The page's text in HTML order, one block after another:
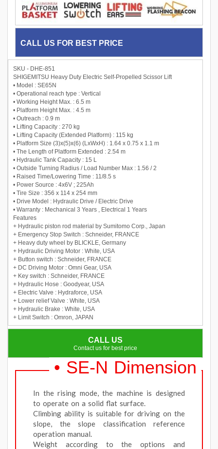
CALL US FOR BEST PRICE
SKU - DHE-851
SHIGEMITSU Heavy Duty Electric Self-Propelled Scissor Lift
• Model : SE65N
• Operational reach type : Vertical
• Working Height Max. : 6.5 m
• Platform Height Max. : 4.5 m
• Outreach : 0.9 m
• Lifting Capacity : 270 kg
• Lifting Capacity (Extended Platform) : 115 kg
• Platform Size (3)x(5)x(6) (LxWxH) : 1.64 x 0.75 x 1.1 m
• The Length of Platform Extended : 2.54 m
• Hydraulic Tank Capacity : 15 L
• Outside Turning Radius / Load Number Max : 1.56 / 2
• Raised Time/Lowering Time : 11/8.5 s
• Power Source : 4x6V ; 225Ah
• Tire Size : 356 x 114 x 254 mm
• Drive Model : Hydraulic Drive / Electric Drive
• Warranty : Mechanical 3 Years , Electrical 1 Years
Features
+ Hydraulic piston rod material by Sumitomo Corp., Japan
+ Emergency Stop Switch : Schneider, FRANCE
+ Heavy duty wheel by BLICKLE, Germany
+ Hydraulic Driving Motor : White, USA
+ Button switch : Schneider, FRANCE
+ DC Driving Motor : Omni Gear, USA
+ Key switch : Schneider, FRANCE
+ Hydraulic Hose : Goodyear, USA
+ Electric Valve : Hydraforce, USA
+ Lower relief Valve : White, USA
+ Hydraulic Brake : White, USA
+ Limit Switch : Omron, JAPAN
CALL US
Contact us for best price
• SE-N Dimension
In the rising mode, the machine is designed
to operate on a solid flat surface.
Climbing ability is suitable for driving on the
slope, the slope classification reference
operation manual.
Weight according to the options and